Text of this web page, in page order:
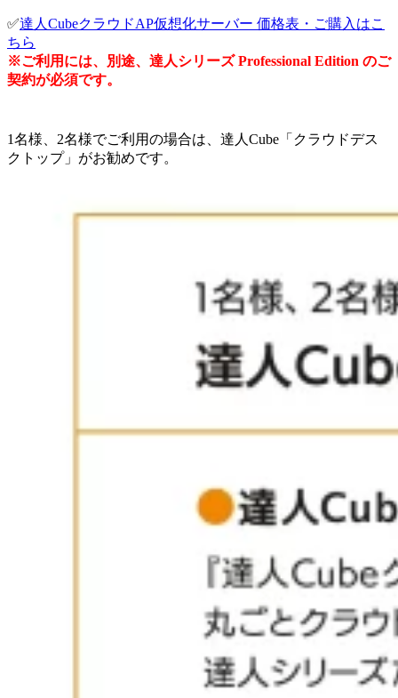
✅達人CubeクラウドAP仮想化サーバー 価格表・ご購入はこ
ちら
※ご利用には、別途、達人シリーズ Professional Edition のご
契約が必須です。
1名様、2名様でご利用の場合は、達人Cube「クラウドデス
クトップ」がお勧めです。